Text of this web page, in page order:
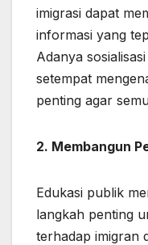
imigrasi dapat
informasi yang
Adanya
setempat
penting agar
2. Membangun
Edukasi publik
langkah penting
terhadap imigran